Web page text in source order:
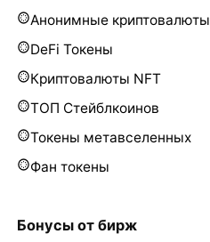
Анонимные криптовалюты
DeFi Токены
Криптовалюты NFT
ТОП Стейблкоинов
Токены метавселенных
Фан токены
Бонусы от бирж